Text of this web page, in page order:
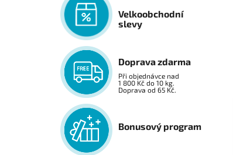
Velkoobchodní
slevy
Doprava zdarma
Při objednávce nad
1 800 Kč do 10 kg.
Doprava od 65 Kč.
Bonusový program